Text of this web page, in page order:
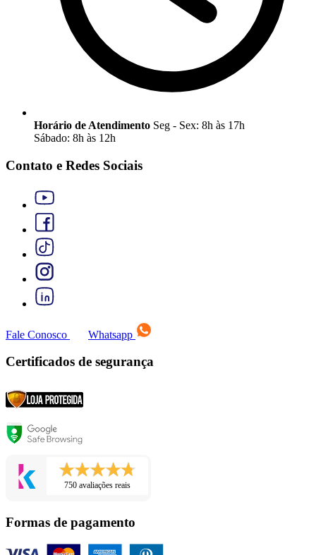
Horário de Atendimento Seg - Sex: 8h às 17h
Sábado: 8h às 12h
Contato e Redes Sociais
Fale Conosco Whatsapp
Certificados de segurança
750 avaliações reais
Formas de pagamento